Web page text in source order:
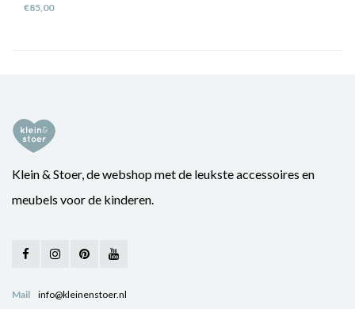
€85,00
Klein & Stoer, de webshop met de leukste accessoires en
meubels voor de kinderen.
Mail info@kleinenstoer.nl